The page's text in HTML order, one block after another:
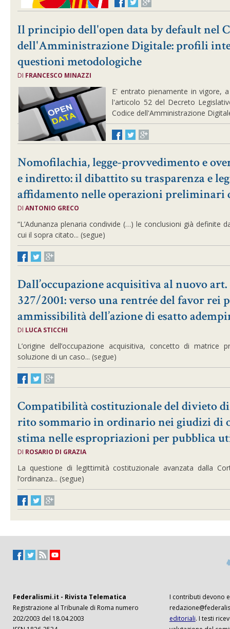
Il principio dell'open data by default nel
dell'Amministrazione Digitale: profili
questioni metodologiche
DI FRANCESCO MINAZZI
E' entrato pienamente in vigore,
l'articolo 52 del Decreto
Codice dell'Amministrazione
Nomofilachia, legge-provvedimento e
e indiretto: il dibattito su trasparenza e
affidamento nelle operazioni preliminari
DIANTONIO GRECO
“L’Adunanza plenaria condivide (…) le conclusioni già definite
cui il sopra citato... (segue)
Dall’occupazione acquisitiva al nuovo art.
327/2001: verso una rentrée del favor rei
ammissibilità dell’azione di esatto
DI LUCA STICCHI
L’origine dell’occupazione acquisitiva, concetto di matrice
soluzione di un caso... (segue)
Compatibilità costituzionale del divieto
rito sommario in ordinario nei giudizi di
stima nelle espropriazioni per pubblica
DI ROSARIO DI GRAZIA
La questione di legittimità costituzionale avanzata dalla
l’ordinanza... (segue)
Federalismi.it - Rivista Telematica
Registrazione al Tribunale di Roma numero
202/2003 del 18.04.2003
I contributi devono
editoriali. I testi